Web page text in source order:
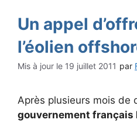
Un appel
l’éolien
19 juillet 2011 par
Après plusieurs mois de
gouvernement français